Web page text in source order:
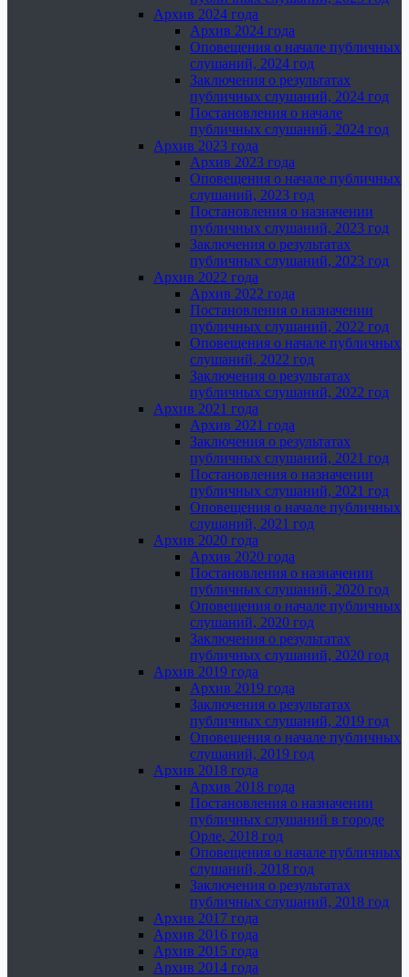
Архив 2024 года
Архив 2024 года
Оповещения о начале публичных
слушаний, 2024 год
Заключения о результатах
публичных слушаний, 2024 год
Постановления о начале
публичных слушаний, 2024 год
Архив 2023 года
Архив 2023 года
Оповещения о начале публичных
слушаний, 2023 год
Постановления о назначении
публичных слушаний, 2023 год
Заключения о результатах
публичных слушаний, 2023 год
Архив 2022 года
Архив 2022 года
Постановления о назначении
публичных слушаний, 2022 год
Оповещения о начале публичных
слушаний, 2022 год
Заключения о результатах
публичных слушаний, 2022 год
Архив 2021 года
Архив 2021 года
Заключения о результатах
публичных слушаний, 2021 год
Постановления о назначении
публичных слушаний, 2021 год
Оповещения о начале публичных
слушаний, 2021 год
Архив 2020 года
Архив 2020 года
Постановления о назначении
публичных слушаний, 2020 год
Оповещения о начале публичных
слушаний, 2020 год
Заключения о результатах
публичных слушаний, 2020 год
Архив 2019 года
Архив 2019 года
Заключения о результатах
публичных слушаний, 2019 год
Оповещения о начале публичных
слушаний, 2019 год
Архив 2018 года
Архив 2018 года
Постановления о назначении
публичных слушаний в городе
Орле, 2018 год
Оповещения о начале публичных
слушаний, 2018 год
Заключения о результатах
публичных слушаний, 2018 год
Архив 2017 года
Архив 2016 года
Архив 2015 года
Архив 2014 года